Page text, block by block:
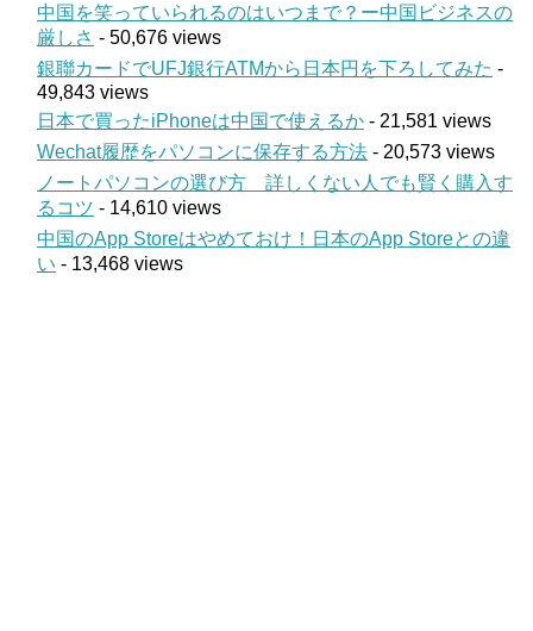
中国を笑っていられるのはいつまで？ー中国ビジネスの
厳しさ - 50,676 views
銀聯カードでUFJ銀行ATMから日本円を下ろしてみた -
49,843 views
日本で買ったiPhoneは中国で使えるか - 21,581 views
Wechat履歴をパソコンに保存する方法 - 20,573 views
ノートパソコンの選び方 詳しくない人でも賢く購入す
るコツ - 14,610 views
中国のApp Storeはやめておけ！日本のApp Storeとの違
い - 13,468 views